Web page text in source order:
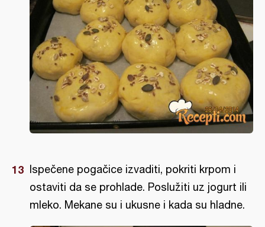
Ispečene pogačice izvaditi, pokriti krpom i
ostaviti da se prohlade. Poslužiti uz jogurt ili
mleko. Mekane su i ukusne i kada su hladne.